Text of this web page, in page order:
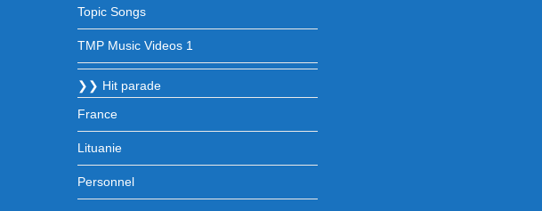
Topic Songs
TMP Music Videos 1
❯❯ Hit parade
France
Lituanie
Personnel